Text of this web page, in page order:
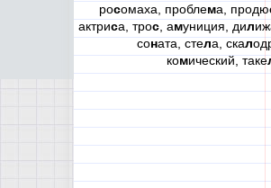
росомаха, проблема, продю
актриса, трос, амуниция, дил
соната, стела, скал
комический, таке